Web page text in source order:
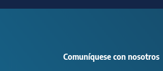
Comuníquese con nosotros